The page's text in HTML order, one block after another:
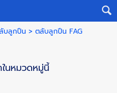
บลูกปืน > ตลับลูกปืน FAG
นหมวดหมู่นี้